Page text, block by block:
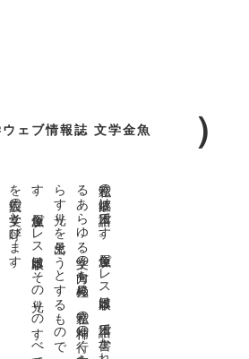
ェブ情報誌 文学金魚
私達の
故郷は
日本語で
す
。
金魚屋プ
レ
ス
日本版は
、
日本語で
書か
れ
る
あ
ら
ゆ
る
文学の
方向を
見極め
、
私達の
精神の
行く
末を
照
ら
す
光り
を
見出そ
う
と
す
る
も
の
で
す
。
金魚屋プ
レ
ス
日本版は
そ
の
光り
の
す
べ
て
を
広義の
文学と
呼び
ま
す
。